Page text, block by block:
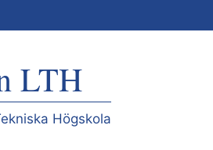
LTH
Högskola